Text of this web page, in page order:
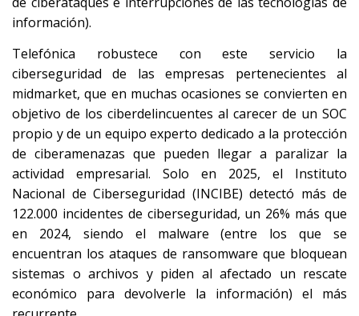
información).
Telefónica robustece con este servicio la
ciberseguridad de las empresas pertenecientes al
midmarket, que en muchas ocasiones se convierten en
objetivo de los ciberdelincuentes al carecer de un SOC
propio y de un equipo experto dedicado a la protección
de ciberamenazas que pueden llegar a paralizar la
actividad empresarial. Solo en 2025, el Instituto
Nacional de Ciberseguridad (INCIBE) detectó más de
122.000 incidentes de ciberseguridad, un 26% más que
en 2024, siendo el malware (entre los que se
encuentran los ataques de ransomware que bloquean
sistemas o archivos y piden al afectado un rescate
económico para devolverle la información) el más